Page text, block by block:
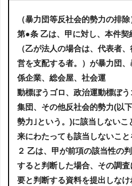
（暴力団等反社会的勢力の排除
第●条 乙は、甲に対し、本件契
（乙が法人の場合は、代表者
営を支配する者。）が暴力団
係企業、総会屋、社会運
動標ぼうゴロ、政治運動標ぼ
集団、その他反社会的勢力(以
勢力｣という。)に該当しないこ
来にわたっても該当しないこと
２ 乙は、甲が前項の該当性の
すると判断した場合、その調
要と判断する資料を提出しなけ